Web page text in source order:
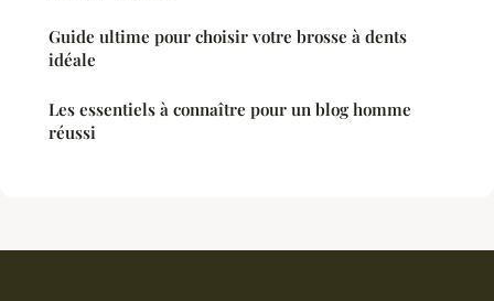
Guide ultime pour choisir votre brosse à dents
idéale
Les essentiels à connaître pour un blog homme
réussi